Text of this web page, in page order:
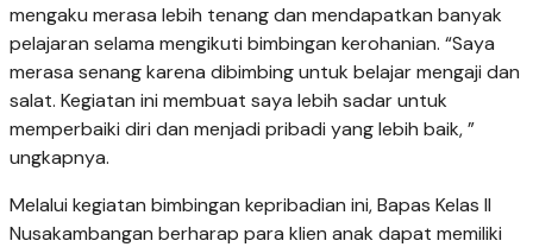
mengaku merasa lebih tenang dan mendapatkan banyak
pelajaran selama mengikuti bimbingan kerohanian. “Saya
merasa senang karena dibimbing untuk belajar mengaji dan
salat. Kegiatan ini membuat saya lebih sadar untuk
memperbaiki diri dan menjadi pribadi yang lebih baik, ”
ungkapnya.
Melalui kegiatan bimbingan kepribadian ini, Bapas Kelas II
Nusakambangan berharap para klien anak dapat memiliki